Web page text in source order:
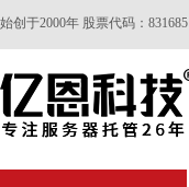
始创于2000年 股票代码：831685